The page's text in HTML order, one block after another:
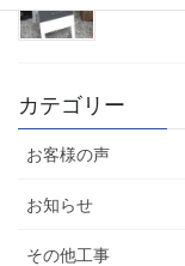
カテゴリー
お客様の声
お知らせ
その他工事